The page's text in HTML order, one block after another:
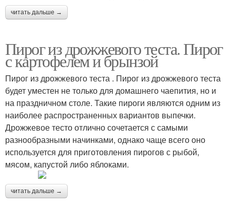
читать дальше →
Пирог из дрожжевого теста. Пирог
с картофелем и брынзой
Пирог из дрожжевого теста . Пирог из дрожжевого теста
будет уместен не только для домашнего чаепития, но и
на праздничном столе. Такие пироги являются одним из
наиболее распространенных вариантов выпечки.
Дрожжевое тесто отлично сочетается с самыми
разнообразными начинками, однако чаще всего оно
используется для приготовления пирогов с рыбой,
мясом, капустой либо яблоками.
читать дальше →